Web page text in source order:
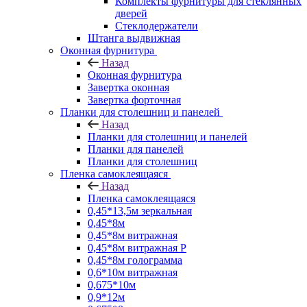
дверей
Стеклодержатели
Штанга выдвижная
Оконная фурнитура
Назад
Оконная фурнитура
Завертка оконная
Завертка форточная
Планки для столешниц и панелей
Назад
Планки для столешниц и панелей
Планки для панелей
Планки для столешниц
Пленка самоклеящаяся
Назад
Пленка самоклеящаяся
0,45*13,5м зеркальная
0,45*8м
0,45*8м витражная
0,45*8м витражная Р
0,45*8м голограмма
0,6*10м витражная
0,675*10м
0,9*12м